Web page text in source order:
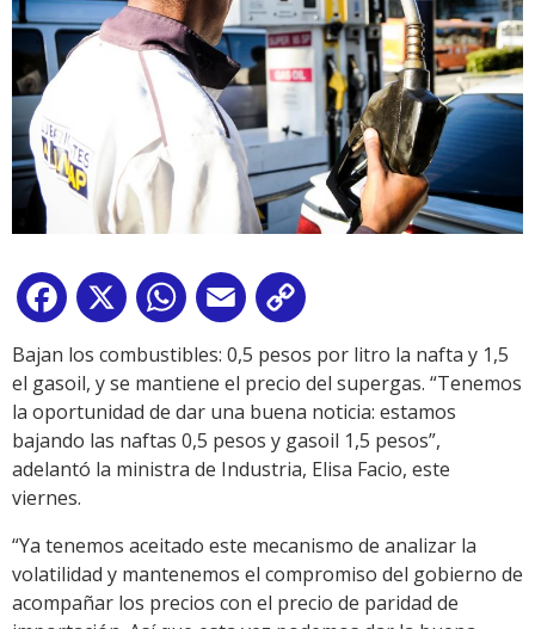
Facebook
X WhatsApp
Email
Link
Bajan los combustibles: 0,5 pesos por litro la nafta y 1,5
el gasoil, y se mantiene el precio del supergas. “Tenemos
la oportunidad de dar una buena noticia: estamos
bajando las naftas 0,5 pesos y gasoil 1,5 pesos”,
adelantó la ministra de Industria, Elisa Facio, este
viernes.
“Ya tenemos aceitado este mecanismo de analizar la
volatilidad y mantenemos el compromiso del gobierno de
acompañar los precios con el precio de paridad de